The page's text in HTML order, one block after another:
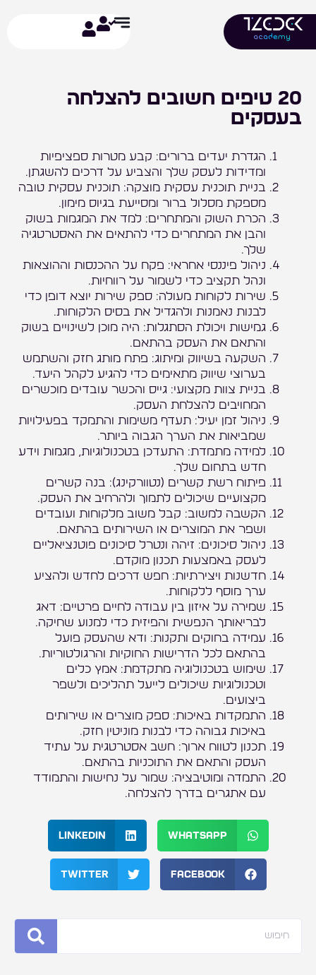
דילוג
לתוכן
20 טיפים חשובים להצלחה
בעסקים
הגדרת יעדים ברורים: קבע מטרות ספציפיות
ומדידות לעסק שלך והצביע על דרכים להשגתן.
בניית תוכנית עסקית מוצקה: תוכנית עסקית טובה
מספקת מסלול ברור ומסייעת בגיוס מימון.
הכרת השוק והמתחרים: למד את המגמות בשוק
והבן את המתחרים כדי להתאים את האסטרטגיה
שלך.
ניהול פיננסי אחראי: פקח על ההכנסות וההוצאות
ונהל תקציב כדי לשמור על רווחיות.
שירות לקוחות מעולה: ספק שירות יוצא דופן כדי
לבנות נאמנות ולהגדיל את בסיס הלקוחות.
גמישות ויכולת הסתגלות: היה מוכן לשינויים בשוק
והתאם את העסק בהתאם.
השקעה בשיווק ומיתוג: פתח מותג חזק והשתמש
בערוצי שיווק מתאימים כדי להגיע לקהל היעד.
בניית צוות מקצועי: גייס והכשר עובדים מוכשרים
המחויבים להצלחת העסק.
ניהול זמן יעיל: תעדף משימות והתמקד בפעילויות
שמביאות את הערך הגבוה ביותר.
למידה מתמדת: התעדכן בטכנולוגיות, מגמות וידע
חדש בתחום שלך.
פיתוח רשת קשרים (נטוורקינג): בנה קשרים
מקצועיים שיכולים לתמוך ולהרחיב את העסק.
הקשבה למשוב: קבל משוב מלקוחות ועובדים
ושפר את המוצרים או השירותים בהתאם.
ניהול סיכונים: זיהה ונטרל סיכונים פוטנציאליים
לעסק באמצעות תכנון מוקדם.
חדשנות ויצירתיות: חפש דרכים לחדש ולהציע
ערך מוסף ללקוחות.
שמירה על איזון בין עבודה לחיים פרטיים: דאג
לבריאותך הנפשית והפיזית כדי למנוע שחיקה.
עמידה בחוקים ותקנות: ודא שהעסק פועל
בהתאם לכל הדרישות החוקיות והרגולטוריות.
שימוש בטכנולוגיה מתקדמת: אמץ כלים
וטכנולוגיות שיכולים לייעל תהליכים ולשפר
ביצועים.
התמקדות באיכות: ספק מוצרים או שירותים
באיכות גבוהה כדי לבנות מוניטין חזק.
תכנון לטווח ארוך: חשב אסטרטגית על עתיד
העסק והתאם את התוכניות בהתאם.
התמדה ומוטיבציה: שמור על נחישות והתמודד
עם אתגרים בדרך להצלחה.
WhatsApp
LinkedIn
Facebook
Twitter